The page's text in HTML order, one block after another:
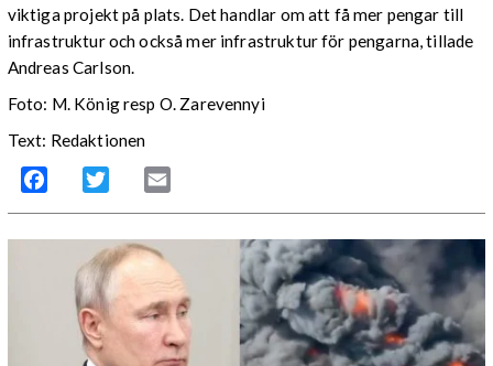
viktiga projekt på plats. Det handlar om att få mer pengar till
infrastruktur och också mer infrastruktur för pengarna, tillade
Andreas Carlson.
Foto: M. König resp O. Zarevennyi
Text: Redaktionen
Facebook Twitter